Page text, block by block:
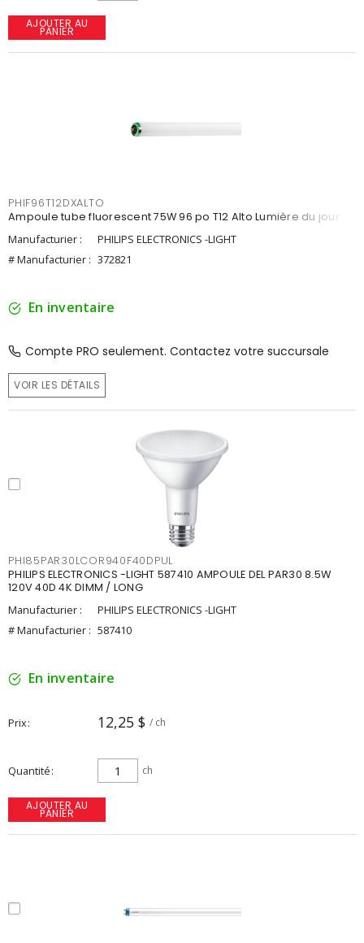
AJOUTER AU
PANIER
PHIF96T12DXALTO
Ampoule tube fluorescent 75W 96 po T12 Alto Lumière du jour
Manufacturier :
PHILIPS ELECTRONICS -LIGHT
# Manufacturier : 372821
En inventaire
Compte PRO seulement. Contactez votre succursale
VOIR LES DÉTAILS
PHI85PAR30LCOR940F40DPUL
PHILIPS ELECTRONICS -LIGHT 587410 AMPOULE DEL PAR30 8.5W
120V 40D 4K DIMM / LONG
Manufacturier :
PHILIPS ELECTRONICS -LIGHT
# Manufacturier : 587410
En inventaire
Prix 12,25 $ / ch
Quantité ch
AJOUTER AU
PANIER